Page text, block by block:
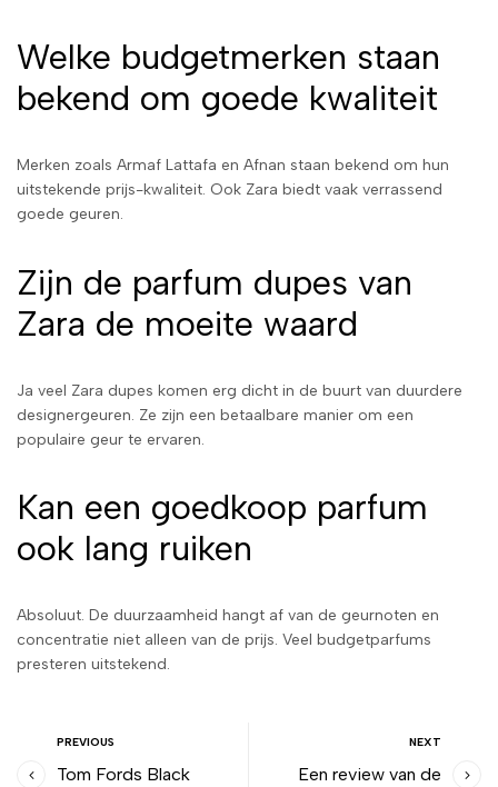
Welke budgetmerken staan
bekend om goede kwaliteit
Merken zoals Armaf Lattafa en Afnan staan bekend om hun
uitstekende prijs-kwaliteit. Ook Zara biedt vaak verrassend
goede geuren.
Zijn de parfum dupes van
Zara de moeite waard
Ja veel Zara dupes komen erg dicht in de buurt van duurdere
designergeuren. Ze zijn een betaalbare manier om een
populaire geur te ervaren.
Kan een goedkoop parfum
ook lang ruiken
Absoluut. De duurzaamheid hangt af van de geurnoten en
concentratie niet alleen van de prijs. Veel budgetparfums
presteren uitstekend.
PREVIOUS
Tom Fords Black
NEXT
Een review van de